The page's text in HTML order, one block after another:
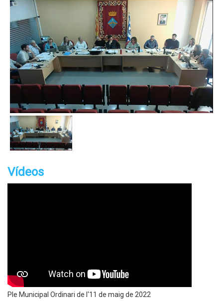
Vídeos
Ple Municipal Ordinari de l'11 de maig de 2022